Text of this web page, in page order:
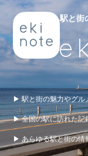
駅と街
▶ 駅と街の魅力やグル
▶ 全国の駅に訪れた記
▶ あらゆる駅と街の情